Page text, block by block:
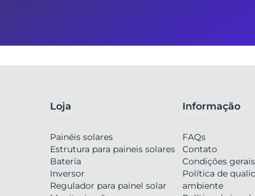
Loja
Painéis solares
Estrutura para paineis solares
Batería
Inversor
Regulador para painel solar
Informação
FAQs
Contato
Condições
Política de
ambiente